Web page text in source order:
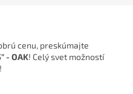
cenu, preskúmajte
- OAK! Celý svet možností